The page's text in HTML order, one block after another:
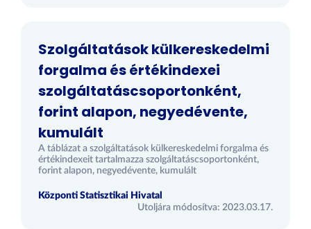
Szolgáltatások külkereskedelmi
forgalma és értékindexei
szolgáltatáscsoportonként,
forint alapon, negyedévente,
kumulált
A táblázat a szolgáltatások külkereskedelmi forgalma és
értékindexeit tartalmazza szolgáltatáscsoportonként,
forint alapon, negyedévente, kumulált
Központi Statisztikai Hivatal
Utoljára módosítva: 2023.03.17.